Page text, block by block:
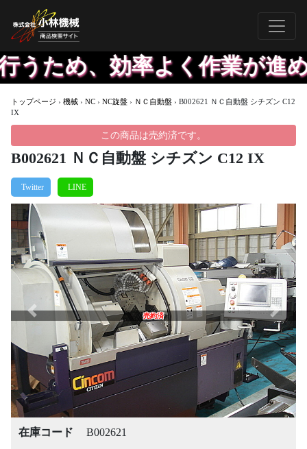
め、効率よく作業が進める
トップページ › 機械 › NC › NC旋盤 › ＮＣ自動盤 › B002621 ＮＣ自動盤 シチズン C12
IX
この商品は売約済です。
B002621 ＮＣ自動盤 シチズン C12 IX
売約済
Previous Next
在庫コード
B002621